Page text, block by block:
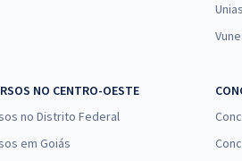
NO CENTRO-OESTE
no Distrito Federal
em Goiás